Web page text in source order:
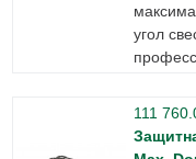
угол
111